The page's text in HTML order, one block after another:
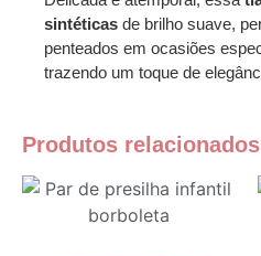
sintéticas de brilho suave,
penteados em ocasiões
trazendo um toque de
Produtos relacionados